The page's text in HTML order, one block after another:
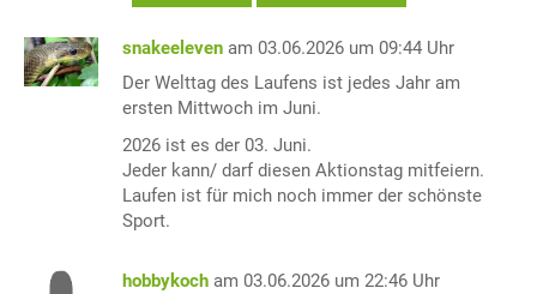
snakeeleven am 03.06.2026 um 09:44 Uhr
Der Welttag des Laufens ist jedes Jahr am
ersten Mittwoch im Juni.
2026 ist es der 03. Juni.
Jeder kann/ darf diesen Aktionstag mitfeiern.
Laufen ist für mich noch immer der schönste
Sport.
hobbykoch am 03.06.2026 um 22:46 Uhr